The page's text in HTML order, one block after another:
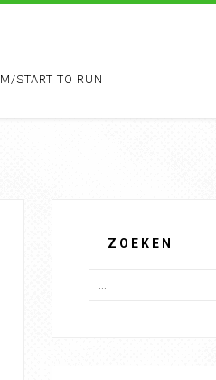
START TO RUN
ZOEKEN